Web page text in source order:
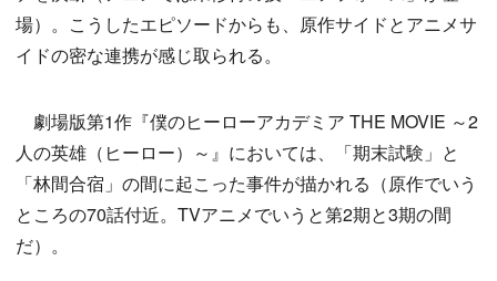
場）。こうしたエピソードからも、原作サイドとアニメサ
イドの密な連携が感じ取られる。
劇場版第1作『僕のヒーローアカデミア THE MOVIE ～2
人の英雄（ヒーロー）～』においては、「期末試験」と
「林間合宿」の間に起こった事件が描かれる（原作でいう
ところの70話付近。TVアニメでいうと第2期と3期の間
だ）。